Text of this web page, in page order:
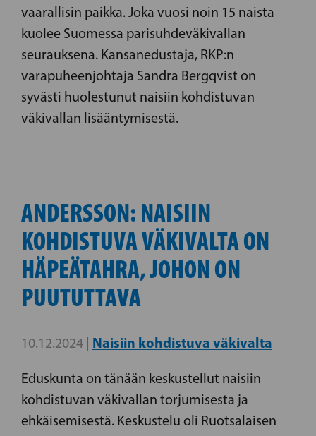
vaarallisin paikka. Joka vuosi noin 15 naista
kuolee Suomessa parisuhdeväkivallan
seurauksena. Kansanedustaja, RKP:n
varapuheenjohtaja Sandra Bergqvist on
syvästi huolestunut naisiin kohdistuvan
väkivallan lisääntymisestä.
ANDERSSON: NAISIIN
KOHDISTUVA VÄKIVALTA ON
HÄPEÄTAHRA, JOHON ON
PUUTUTTAVA
10.12.2024 | Naisiin kohdistuva väkivalta
Eduskunta on tänään keskustellut naisiin
kohdistuvan väkivallan torjumisesta ja
ehkäisemisestä. Keskustelu oli Ruotsalaisen